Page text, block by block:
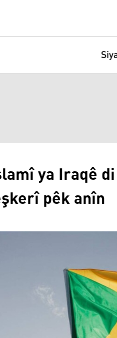
ya Iraqê
pêk anîn